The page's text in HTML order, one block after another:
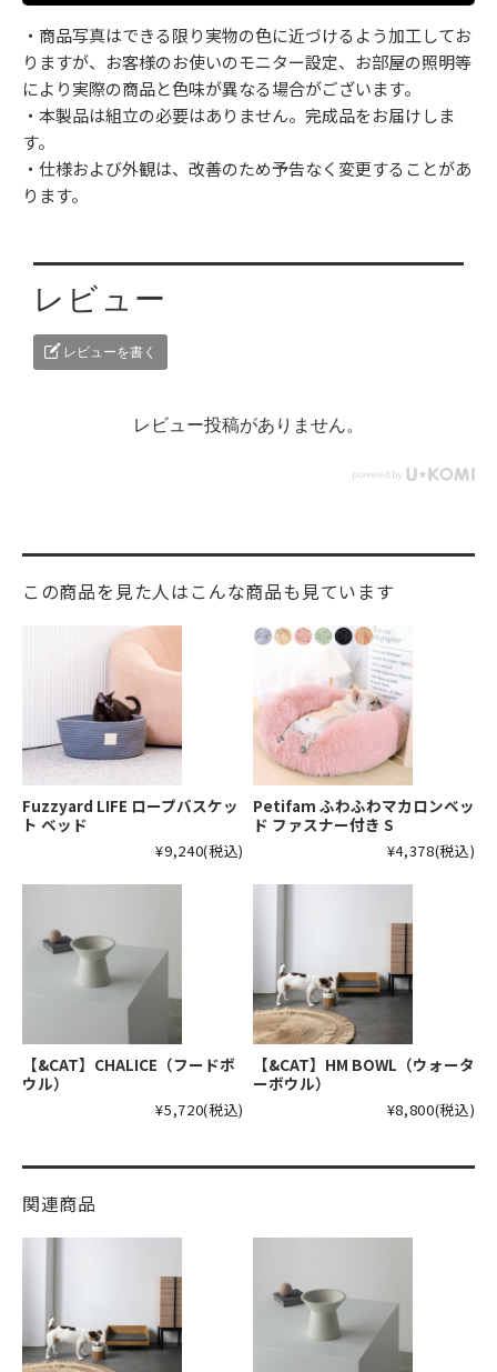
・商品写真はできる限り実物の色に近づけるよう加工してお
りますが、お客様のお使いのモニター設定、お部屋の照明等
により実際の商品と色味が異なる場合がございます。
・本製品は組立の必要はありません。完成品をお届けしま
す。
・仕様および外観は、改善のため予告なく変更することがあ
ります。
レビュー
レビューを書く
レビュー投稿がありません。
この商品を見た人はこんな商品も見ています
Fuzzyard LIFE ロープバスケッ
ト ベッド
¥9,240(税込)
Petifam ふわふわマカロンベッ
ド ファスナー付き S
¥4,378(税込)
【&CAT】CHALICE（フードボ
ウル）
¥5,720(税込)
【&CAT】HM BOWL（ウォータ
ーボウル）
¥8,800(税込)
関連商品